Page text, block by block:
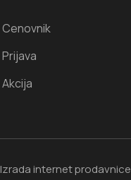
Cenovnik
Prijava
Akcija
Izrada internet prodavnice